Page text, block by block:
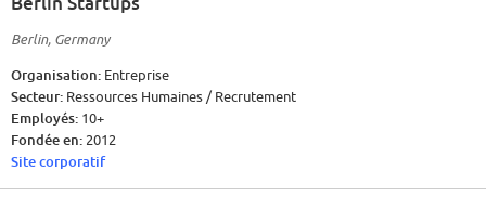
Berlin, Germany
Organisation: Entreprise
Secteur: Ressources Humaines / Recrutement
Employés: 10+
Fondée en: 2012
Site corporatif